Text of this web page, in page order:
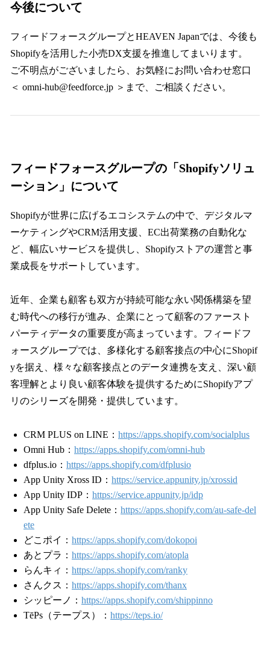
今後について
フィードフォースグループとHEAVEN Japanでは、今後も
Shopifyを活用した小売DX支援を推進してまいります。
ご不明点がございましたら、お気軽にお問い合わせ窓口
＜ omni-hub@feedforce.jp ＞まで、ご相談ください。
フィードフォースグループの「Shopifyソリュ
ーション」について
Shopifyが世界に広げるエコシステムの中で、デジタルマ
ーケティングやCRM活用支援、EC出荷業務の自動化な
ど、幅広いサービスを提供し、Shopifyストアの運営と事
業成長をサポートしています。
近年、企業も顧客も双方が持続可能な永い関係構築を望
む時代への移行が進み、企業にとって顧客のファースト
パーティデータの重要度が高まっています。フィードフ
ォースグループでは、多様化する顧客接点の中心にShopif
yを据え、様々な顧客接点とのデータ連携を支え、深い顧
客理解とより良い顧客体験を提供するためにShopifyアプ
リのシリーズを開発・提供しています。
CRM PLUS on LINE： https://apps.shopify.com/socialplus
Omni Hub： https://apps.shopify.com/omni-hub
dfplus.io： https://apps.shopify.com/dfplusio
App Unity Xross ID： https://service.appunity.jp/xrossid
App Unity IDP： https://service.appunity.jp/idp
App Unity Safe Delete： https://apps.shopify.com/au-safe-del
ete
どこポイ： https://apps.shopify.com/dokopoi
あとプラ： https://apps.shopify.com/atopla
らんキィ： https://apps.shopify.com/ranky
さんクス： https://apps.shopify.com/thanx
シッピーノ： https://apps.shopify.com/shippinno
TēPs（テープス）： https://teps.io/